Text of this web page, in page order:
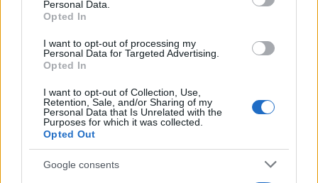
Personal Data.
Opted In
I want to opt-out of processing my
Personal Data for Targeted Advertising.
Opted In
I want to opt-out of Collection, Use,
Retention, Sale, and/or Sharing of my
Personal Data that Is Unrelated with the
Purposes for which it was collected.
Opted Out
Google consents
Μυστράς: Στον ανακριτή σήμερα ο 55χρονος